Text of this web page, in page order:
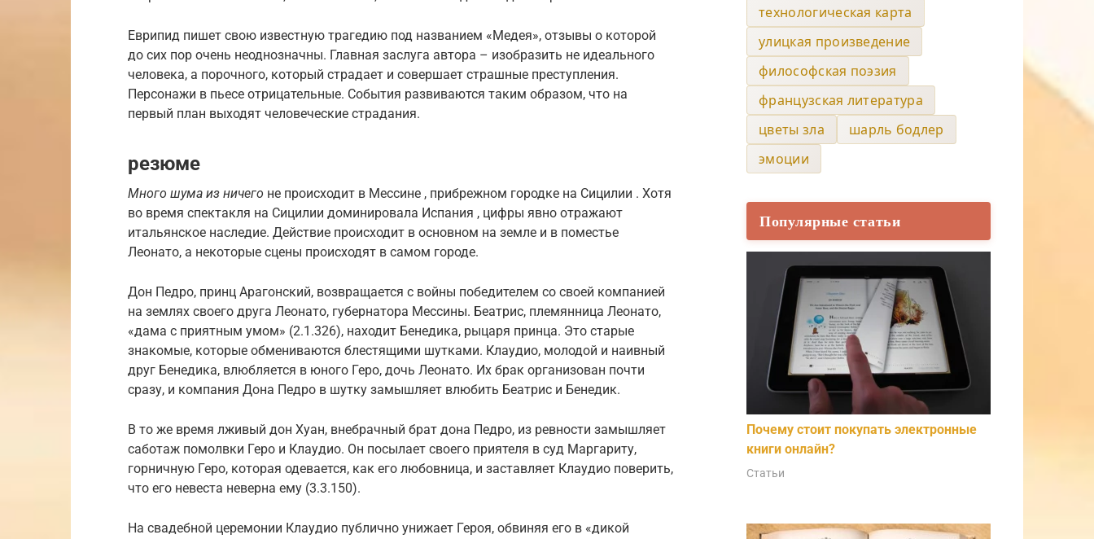
Еврипид пишет свою известную трагедию под названием «Медея», отзывы о которой
до сих пор очень неоднозначны. Главная заслуга автора – изобразить не идеального
человека, а порочного, который страдает и совершает страшные преступления.
Персонажи в пьесе отрицательные. События развиваются таким образом, что на
первый план выходят человеческие страдания.
резюме
Много шума из ничего не происходит в Мессине , прибрежном городке на Сицилии . Хотя
во время спектакля на Сицилии доминировала Испания , цифры явно отражают
итальянское наследие. Действие происходит в основном на земле и в поместье
Леонато, а некоторые сцены происходят в самом городе.
Дон Педро, принц Арагонский, возвращается с войны победителем со своей компанией
на землях своего друга Леонато, губернатора Мессины. Беатрис, племянница Леонато,
«дама с приятным умом» (2.1.326), находит Бенедика, рыцаря принца. Это старые
знакомые, которые обмениваются блестящими шутками. Клаудио, молодой и наивный
друг Бенедика, влюбляется в юного Геро, дочь Леонато. Их брак организован почти
сразу, и компания Дона Педро в шутку замышляет влюбить Беатрис и Бенедик.
В то же время лживый дон Хуан, внебрачный брат дона Педро, из ревности замышляет
саботаж помолвки Геро и Клаудио. Он посылает своего приятеля в суд Маргариту,
горничную Геро, которая одевается, как его любовница, и заставляет Клаудио поверить,
что его невеста неверна ему (3.3.150).
На свадебной церемонии Клаудио публично унижает Героя, обвиняя его в «дикой
технологическая карта
улицкая произведение
философская поэзия
французская литература
цветы зла
шарль бодлер
эмоции
Популярные статьи
Почему стоит покупать электронные
книги онлайн?
Статьи